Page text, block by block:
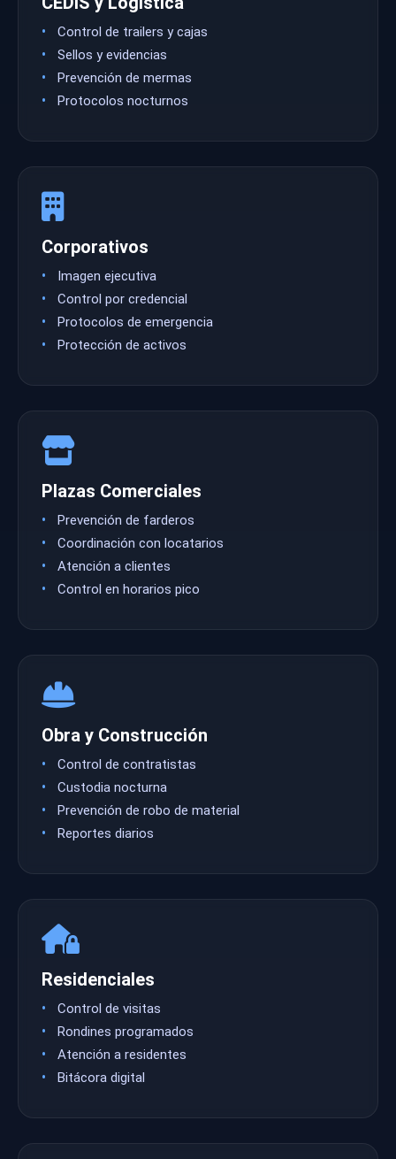
Control de trailers y cajas
Sellos y evidencias
Prevención de mermas
Protocolos nocturnos
Corporativos
Imagen ejecutiva
Control por credencial
Protocolos de emergencia
Protección de activos
Plazas Comerciales
Prevención de farderos
Coordinación con locatarios
Atención a clientes
Control en horarios pico
Obra y Construcción
Control de contratistas
Custodia nocturna
Prevención de robo de material
Reportes diarios
Residenciales
Control de visitas
Rondines programados
Atención a residentes
Bitácora digital